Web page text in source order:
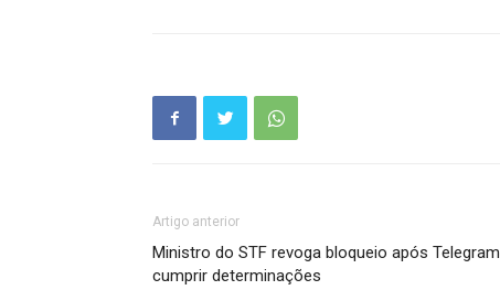
Artigo anterior
Ministro do STF revoga bloqueio após Telegram
cumprir determinações